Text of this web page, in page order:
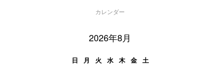
カレンダー
2026年8月
日 月 火 水 木 金
土